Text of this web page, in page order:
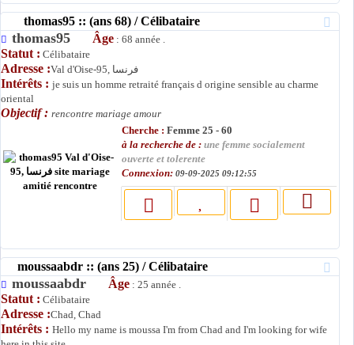
thomas95 :: (ans 68) / Célibataire
thomas95 Âge : 68 année .
Statut : Célibataire
Adresse : Val d'Oise-95, فرنسا
Intérêts : je suis un homme retraité français d origine sensible au charme
oriental
Objectif : rencontre mariage amour
Cherche : Femme 25 - 60
à la recherche de : une femme socialement
ouverte et tolerente
Connexion: 09-09-2025 09:12:55
moussaabdr :: (ans 25) / Célibataire
moussaabdr Âge : 25 année .
Statut : Célibataire
Adresse :Chad, Chad
Intérêts : Hello my name is moussa I'm from Chad and I'm looking for wife